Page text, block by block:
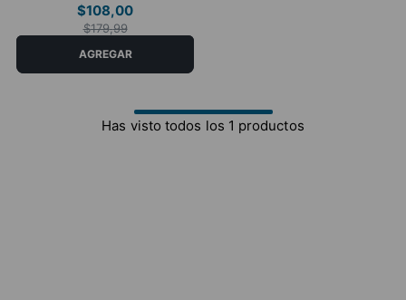
$108,00
$179,99
COMPRAR AHORA
AGREGAR
Has visto todos los 1 productos